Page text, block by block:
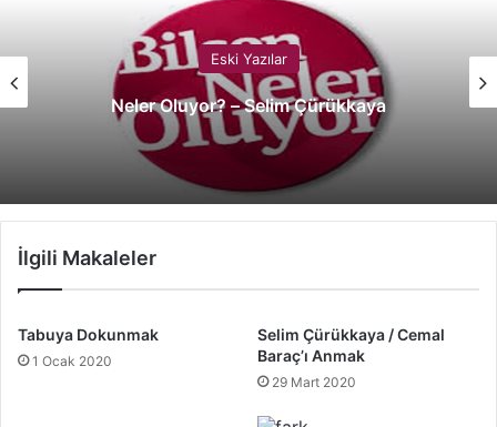
Eski Yazılar
Neler Oluyor? – Selim Çürükkaya
İlgili Makaleler
Tabuya Dokunmak
1 Ocak 2020
Selim Çürükkaya / Cemal
Baraç’ı Anmak
29 Mart 2020